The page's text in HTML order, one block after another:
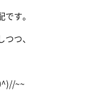
です。
つつ、
~~